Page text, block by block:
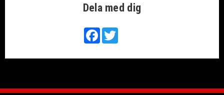
Dela med dig
FacebookTwitter